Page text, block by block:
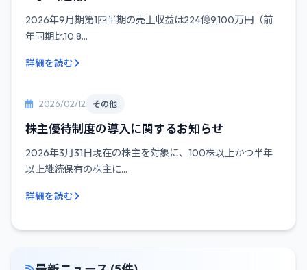
2026年9月期第1四半期の売上収益は224億9,100万円（前
年同期比10.8...
詳細を読む
2026/02/12 その他
株主優待制度の導入に関するお知らせ
2026年3月31日現在の株主を対象に、100株以上かつ半年
以上継続保有の株主に...
詳細を読む